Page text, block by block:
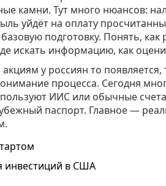
камни. Тут много нюансов:
уйдёт на оплату
подготовку. Понять,
искать информацию, как
у россиян то
процесса. Сегодня
ИИС или обычные
паспорт. Главное —
инвестиций в США